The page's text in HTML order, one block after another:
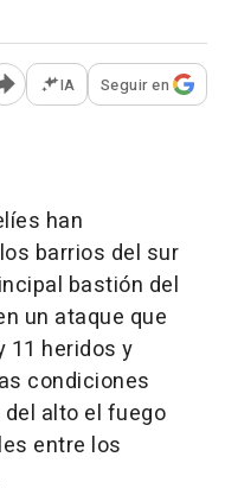
Abrir opciones para
IA Seguir en
han
barrios del sur
bastión del
un ataque que
11 heridos y
condiciones
alto el fuego
entre los